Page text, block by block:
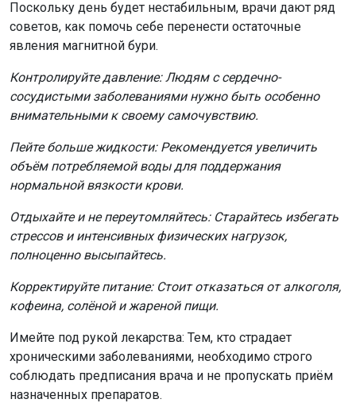
Поскольку день будет нестабильным, врачи дают ряд
советов, как помочь себе перенести остаточные
явления магнитной бури.
Контролируйте давление: Людям с сердечно-
сосудистыми заболеваниями нужно быть особенно
внимательными к своему самочувствию.
Пейте больше жидкости: Рекомендуется увеличить
объём потребляемой воды для поддержания
нормальной вязкости крови.
Отдыхайте и не переутомляйтесь: Старайтесь избегать
стрессов и интенсивных физических нагрузок,
полноценно высыпайтесь.
Корректируйте питание: Стоит отказаться от алкоголя,
кофеина, солёной и жареной пищи.
Имейте под рукой лекарства: Тем, кто страдает
хроническими заболеваниями, необходимо строго
соблюдать предписания врача и не пропускать приём
назначенных препаратов.